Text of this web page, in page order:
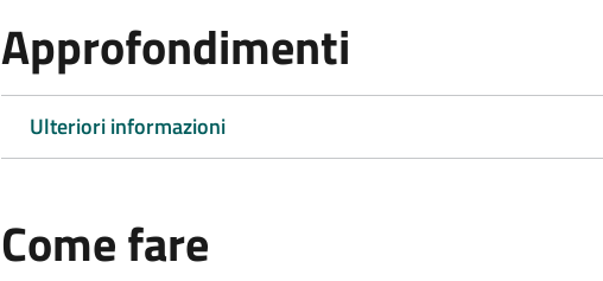
Approfondimenti
Ulteriori informazioni
Come fare